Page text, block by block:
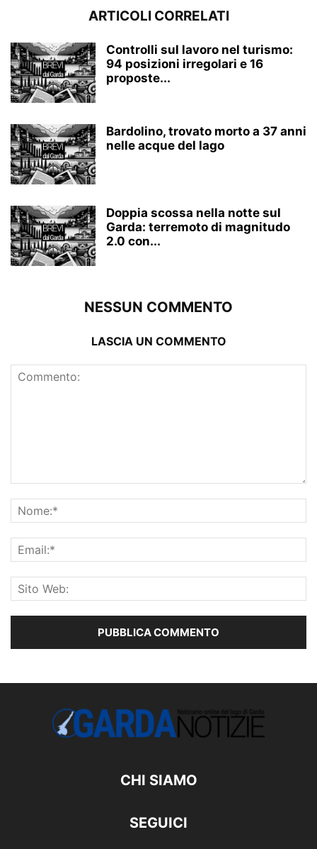
ARTICOLI CORRELATI
Controlli sul lavoro nel turismo:
94 posizioni irregolari e 16
proposte...
Bardolino, trovato morto a 37 anni
nelle acque del lago
Doppia scossa nella notte sul
Garda: terremoto di magnitudo
2.0 con...
NESSUN COMMENTO
LASCIA UN COMMENTO
CHI SIAMO
SEGUICI